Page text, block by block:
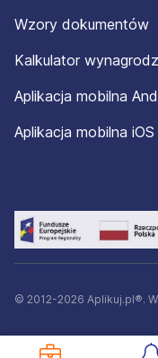
Wzory dokumentów
Kalkulator
Aplikacja mobilna
Aplikacja mobilna iOS
© 2012-2026 Aplikuj.pl®.